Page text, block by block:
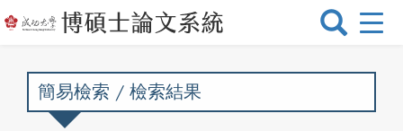
選
換
簡易檢索 / 檢索結果